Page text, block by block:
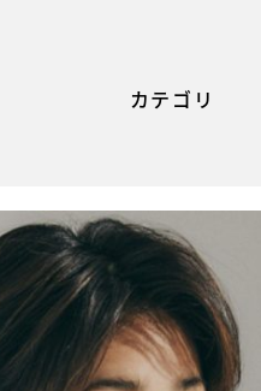
カテゴリ